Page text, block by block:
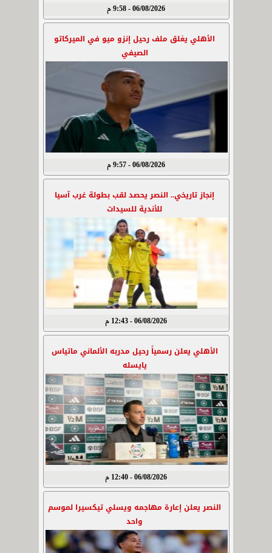
06/08/2026 - 9:58 م
الأهلي يغلق ملف رحيل إنزو ميو في الميركاتو
الصيفي
06/08/2026 - 9:57 م
إنجاز تاريخي.. النصر يحصد لقب بطولة غرب آسيا
للأندية للسيدات
06/08/2026 - 12:43 م
الأهلي يعلن رسمياً رحيل مدربه الألماني ماتياس
يايسله
06/08/2026 - 12:40 م
النصر يعلن إعارة مهاجمه ويسلي تيكسيرا لموسم
واحد